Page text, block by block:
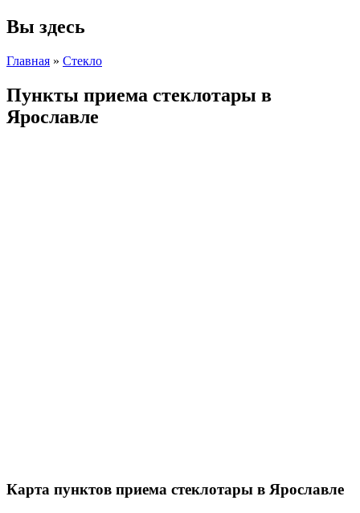
Вы здесь
Главная » Стекло
Пункты приема стеклотары в
Ярославле
Карта пунктов приема стеклотары в Ярославле